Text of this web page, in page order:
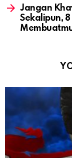
Jangan
Sekalipun,